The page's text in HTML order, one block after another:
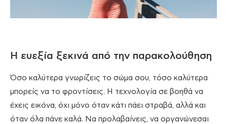
Η ευεξία ξεκινά από την παρακολούθηση
Όσο καλύτερα γνωρίζεις το σώμα σου, τόσο καλύτερα
μπορείς να το φροντίσεις. Η τεχνολογία σε βοηθά να
έχεις εικόνα, όχι μόνο όταν κάτι πάει στραβά, αλλά και
όταν όλα πάνε καλά. Να προλαβαίνεις, να οργανώνεσαι